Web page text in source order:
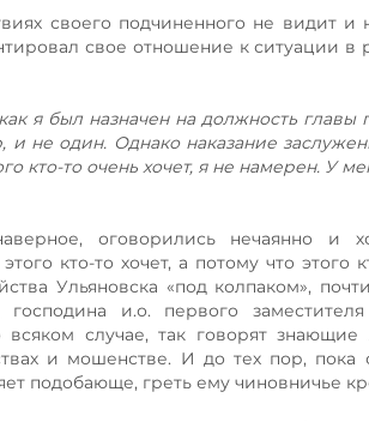
своего подчиненного не видит
свое отношение к ситуации в
я был назначен на должность главы
и не один. Однако наказание
кто-то очень хочет, я не намерен. У
оговорились нечаянно и
кто-то хочет, а потому что этого
Ульяновска «под колпаком»,
и.о. первого заместителя
случае, так говорят
и мошенстве. И до тех пор, пока
подобающе, греть ему чиновничье